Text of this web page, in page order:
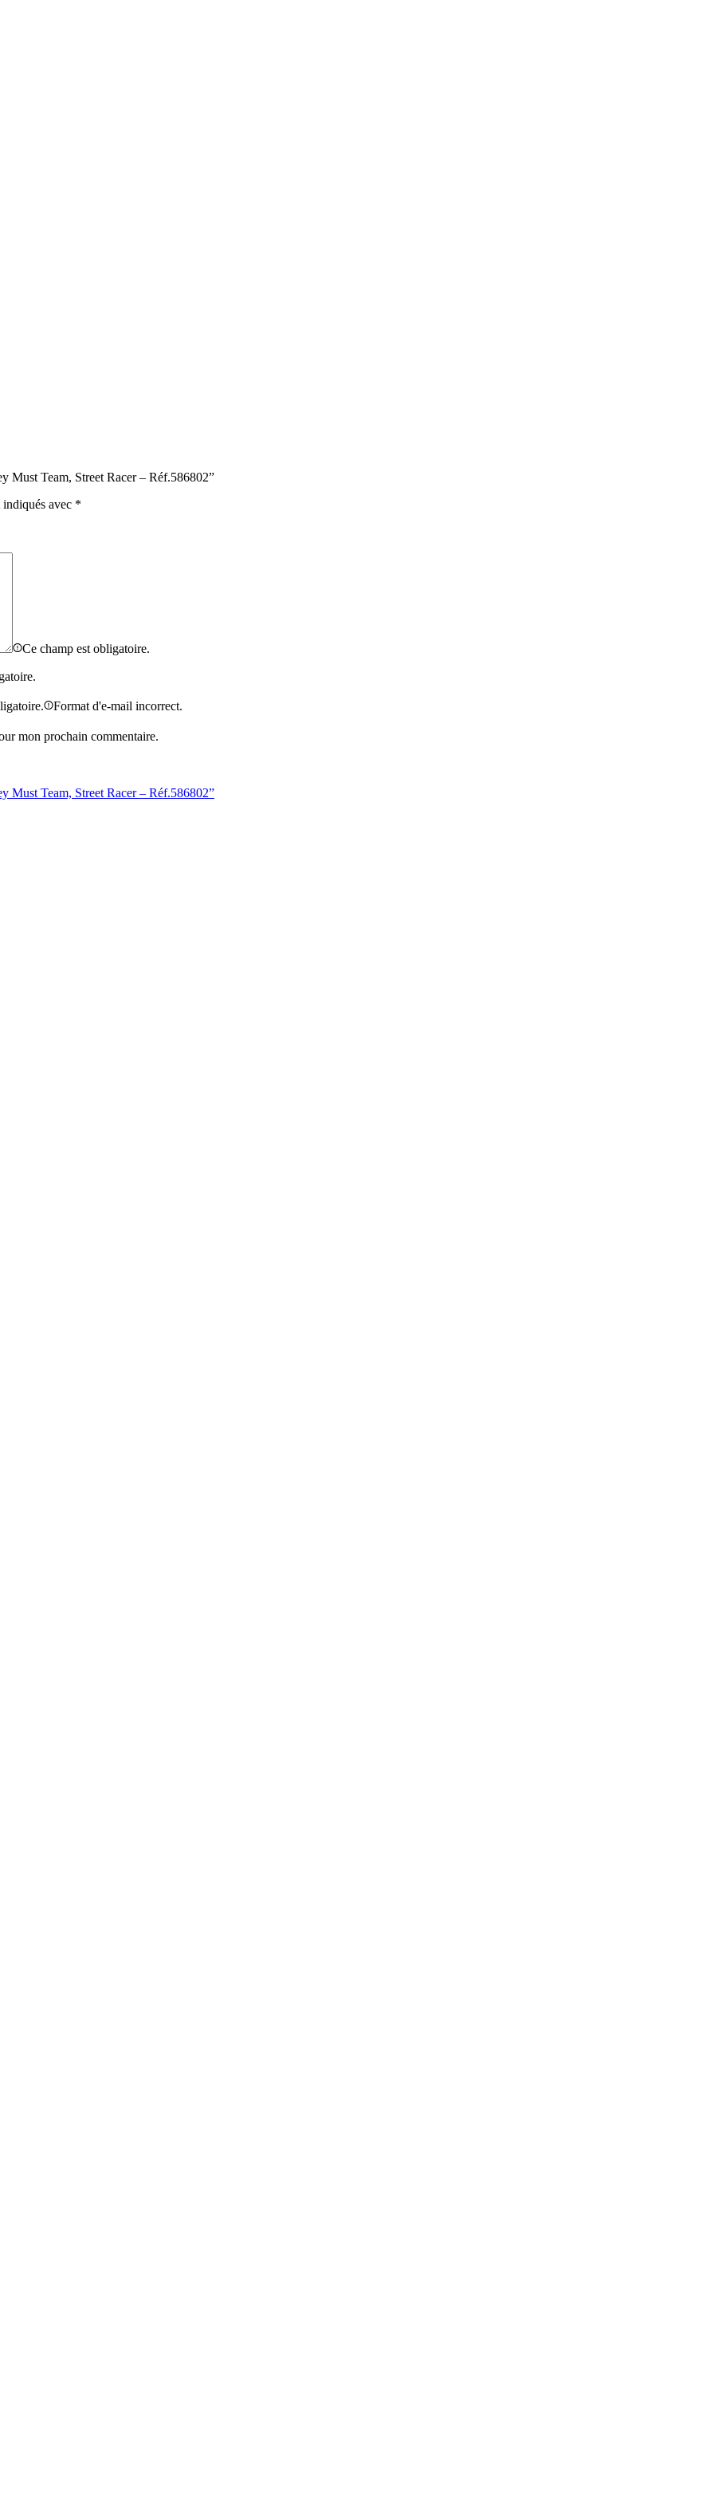
Must Team, Street Racer – Réf.586802”
avec *
Ce champ est obligatoire.
Format d'e-mail incorrect.
mon prochain commentaire.
Must Team, Street Racer – Réf.586802”